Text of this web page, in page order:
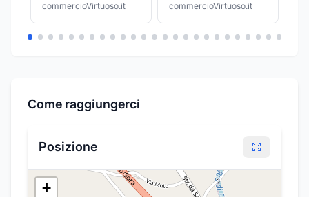
commercioVirtuoso.it commercioVirtuoso.it
Come raggiungerci
Posizione
+